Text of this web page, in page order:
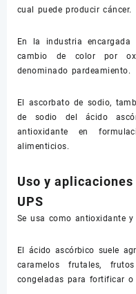
cual puede producir cáncer.
En la industria
cambio de color por
denominado pardeamiento.
El ascorbato de sodio,
de sodio del ácido
antioxidante en
alimenticios.
Uso y
UPS
Se usa como antioxidante
El ácido ascórbico suele
caramelos frutales,
congeladas para fortificar